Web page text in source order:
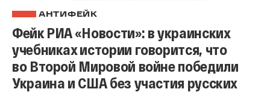
АНТИФЕЙК
Фейк РИА «Новости»: в украинских
учебниках истории говорится, что
во Второй Мировой войне победили
Украина и США без участия русских